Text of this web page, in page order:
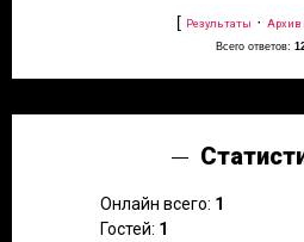
[ Результаты · Архив
Всего ответов:
Онлайн всего: 1
Гостей: 1